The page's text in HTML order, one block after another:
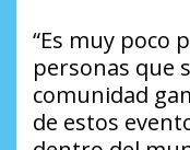
“Es muy poco
personas que
comunidad
de estos